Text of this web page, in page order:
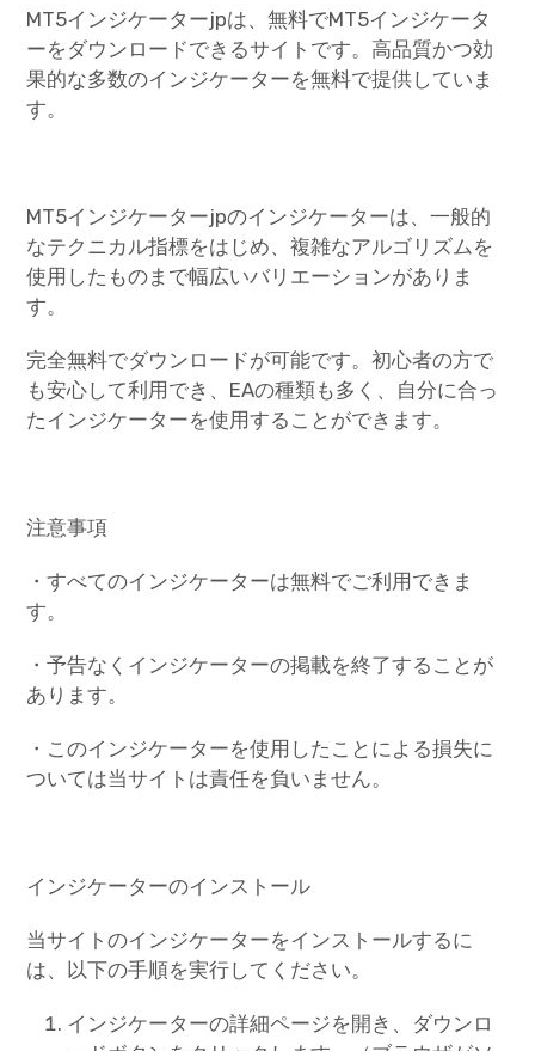
MT5インジケーターjpは、無料でMT5インジケータ
ーをダウンロードできるサイトです。高品質かつ効
果的な多数のインジケーターを無料で提供していま
す。
MT5インジケーターjpのインジケーターは、一般的
なテクニカル指標をはじめ、複雑なアルゴリズムを
使用したものまで幅広いバリエーションがありま
す。
完全無料でダウンロードが可能です。初心者の方で
も安心して利用でき、EAの種類も多く、自分に合っ
たインジケーターを使用することができます。
注意事項
・すべてのインジケーターは無料でご利用できま
す。
・予告なくインジケーターの掲載を終了することが
あります。
・このインジケーターを使用したことによる損失に
ついては当サイトは責任を負いません。
インジケーターのインストール
当サイトのインジケーターをインストールするに
は、以下の手順を実行してください。
インジケーターの詳細ページを開き、ダウンロ